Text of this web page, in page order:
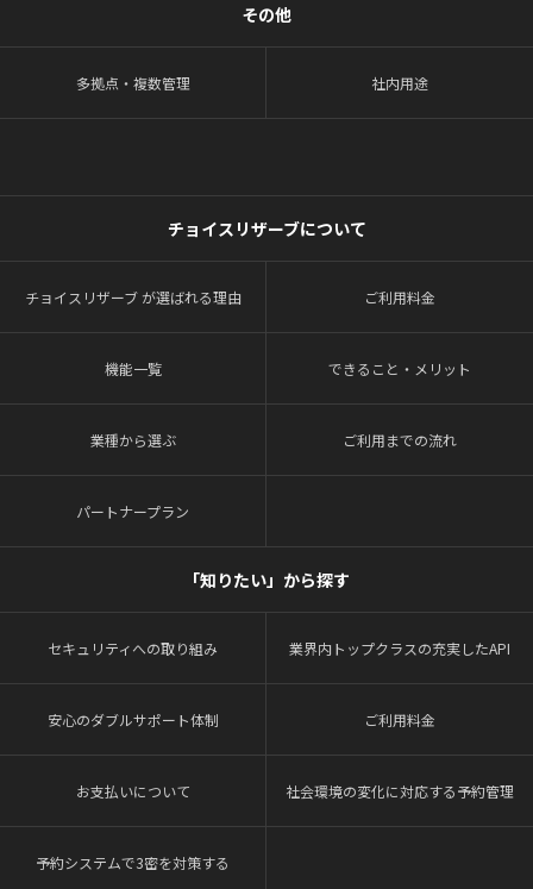
その他
多拠点・複数管理 社内用途
チョイスリザーブについて
チョイスリザーブ が選ばれる理由 ご利用料金
機能一覧 できること・メリット
業種から選ぶ ご利用までの流れ
パートナープラン
「知りたい」から探す
セキュリティへの取り組み 業界内トップクラスの充実したAPI
安心のダブルサポート体制 ご利用料金
お支払いについて 社会環境の変化に対応する予約管理
予約システムで3密を対策する